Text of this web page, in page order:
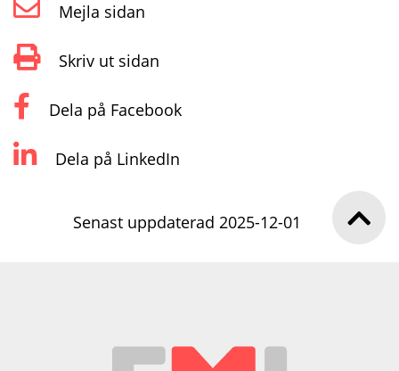
Mejla sidan
Skriv ut sidan
Dela på Facebook
Dela på LinkedIn
Senast uppdaterad 2025-12-01